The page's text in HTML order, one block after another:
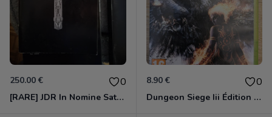
250.00 € 0
[RARE] JDR In Nomine Satanis / Magna Veritas – 1ère Édition BOÎTE (DOS BLANC, 1989) - CROC / Siroz
8.90 € 0
Dungeon Siege Iii Édition Limitée - Vf Intégrale Xbox 360